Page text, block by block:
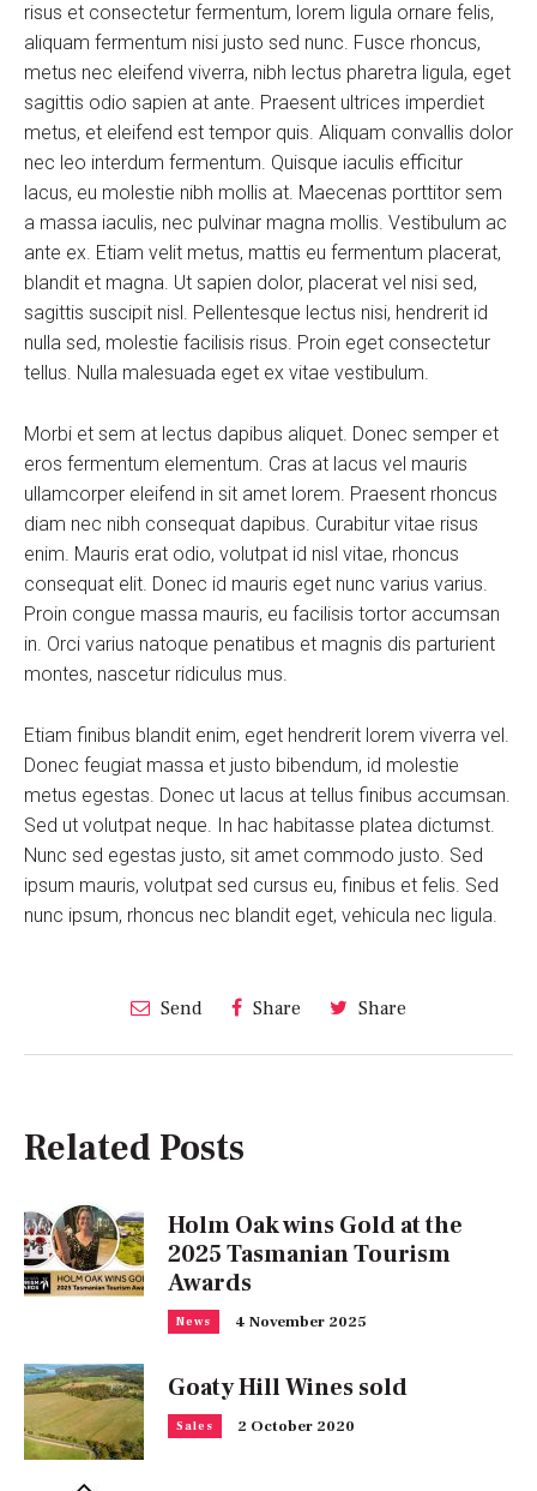
risus et consectetur fermentum, lorem ligula ornare felis,
aliquam fermentum nisi justo sed nunc. Fusce rhoncus,
metus nec eleifend viverra, nibh lectus pharetra ligula, eget
sagittis odio sapien at ante. Praesent ultrices imperdiet
metus, et eleifend est tempor quis. Aliquam convallis dolor
nec leo interdum fermentum. Quisque iaculis efficitur
lacus, eu molestie nibh mollis at. Maecenas porttitor sem
a massa iaculis, nec pulvinar magna mollis. Vestibulum ac
ante ex. Etiam velit metus, mattis eu fermentum placerat,
blandit et magna. Ut sapien dolor, placerat vel nisi sed,
sagittis suscipit nisl. Pellentesque lectus nisi, hendrerit id
nulla sed, molestie facilisis risus. Proin eget consectetur
tellus. Nulla malesuada eget ex vitae vestibulum.
Morbi et sem at lectus dapibus aliquet. Donec semper et
eros fermentum elementum. Cras at lacus vel mauris
ullamcorper eleifend in sit amet lorem. Praesent rhoncus
diam nec nibh consequat dapibus. Curabitur vitae risus
enim. Mauris erat odio, volutpat id nisl vitae, rhoncus
consequat elit. Donec id mauris eget nunc varius varius.
Proin congue massa mauris, eu facilisis tortor accumsan
in. Orci varius natoque penatibus et magnis dis parturient
montes, nascetur ridiculus mus.
Etiam finibus blandit enim, eget hendrerit lorem viverra vel.
Donec feugiat massa et justo bibendum, id molestie
metus egestas. Donec ut lacus at tellus finibus accumsan.
Sed ut volutpat neque. In hac habitasse platea dictumst.
Nunc sed egestas justo, sit amet commodo justo. Sed
ipsum mauris, volutpat sed cursus eu, finibus et felis. Sed
nunc ipsum, rhoncus nec blandit eget, vehicula nec ligula.
Send Share Share
Related Posts
Holm Oak wins Gold at the
2025 Tasmanian Tourism
Awards
News 4 November 2025
Goaty Hill Wines sold
Sales 2 October 2020